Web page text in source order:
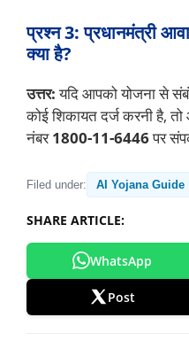
प्रश्न 3: प्रधानमंत्री
क्या है?
उत्तर:यदि आपको योजना से
कोई शिकायत दर्ज करनी है,
नंबर1800-11-6446पर
Filed under: AI Yojana Guide
SHARE ARTICLE:
WhatsApp
Post